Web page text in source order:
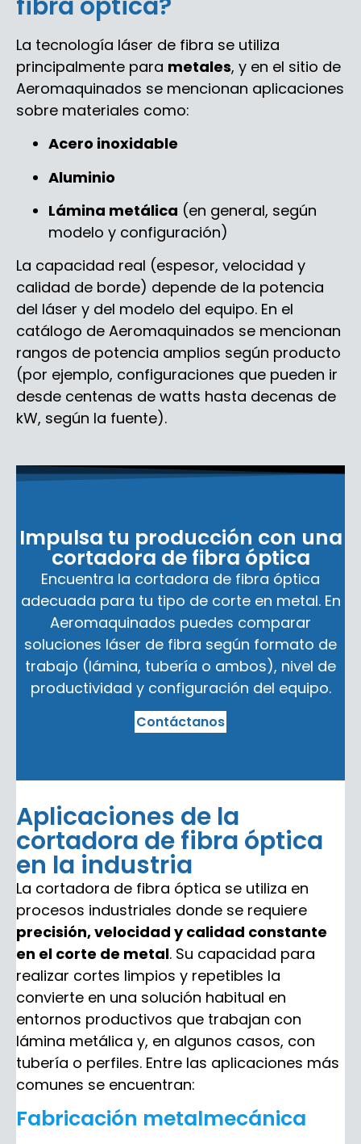
La tecnología láser de fibra se utiliza
principalmente para metales, y en el sitio de
Aeromaquinados se mencionan aplicaciones
sobre materiales como:
Acero inoxidable
Aluminio
Lámina metálica (en general, según
modelo y configuración)
La capacidad real (espesor, velocidad y
calidad de borde) depende de la potencia
del láser y del modelo del equipo. En el
catálogo de Aeromaquinados se mencionan
rangos de potencia amplios según producto
(por ejemplo, configuraciones que pueden ir
desde centenas de watts hasta decenas de
kW, según la fuente).
Impulsa tu producción con una
cortadora de fibra óptica
Encuentra la cortadora de fibra óptica
adecuada para tu tipo de corte en metal. En
Aeromaquinados puedes comparar
soluciones láser de fibra según formato de
trabajo (lámina, tubería o ambos), nivel de
productividad y configuración del equipo.
Contáctanos
Aplicaciones de la
cortadora de fibra óptica
en la industria
La cortadora de fibra óptica se utiliza en
procesos industriales donde se requiere
precisión, velocidad y calidad constante
en el corte de metal. Su capacidad para
realizar cortes limpios y repetibles la
convierte en una solución habitual en
entornos productivos que trabajan con
lámina metálica y, en algunos casos, con
tubería o perfiles. Entre las aplicaciones más
comunes se encuentran:
Fabricación metalmecánica